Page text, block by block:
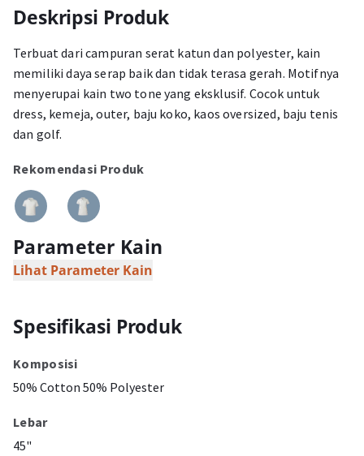
Deskripsi Produk
Terbuat dari campuran serat katun dan polyester, kain
memiliki daya serap baik dan tidak terasa gerah. Motifnya
menyerupai kain two tone yang eksklusif. Cocok untuk
dress, kemeja, outer, baju koko, kaos oversized, baju tenis
dan golf.
Rekomendasi Produk
Parameter Kain
Lihat Parameter Kain
Spesifikasi Produk
Komposisi
50% Cotton 50% Polyester
Lebar
45"